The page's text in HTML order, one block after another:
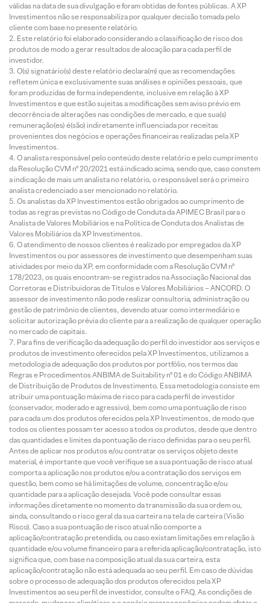
válidas na data de sua divulgação e foram obtidas de fontes públicas. A XP
Investimentos não se responsabiliza por qualquer decisão tomada pelo
cliente com base no presente relatório.
Este relatório foi elaborado considerando a classificação de risco dos
produtos de modo a gerar resultados de alocação para cada perfil de
investidor.
O(s) signatário(s) deste relatório declara(m) que as recomendações
refletem única e exclusivamente suas análises e opiniões pessoais, que
foram produzidas de forma independente, inclusive em relação à XP
Investimentos e que estão sujeitas a modificações sem aviso prévio em
decorrência de alterações nas condições de mercado, e que sua(s)
remuneração(es) é(são) indiretamente influenciada por receitas
provenientes dos negócios e operações financeiras realizadas pela XP
Investimentos.
O analista responsável pelo conteúdo deste relatório e pelo cumprimento
da Resolução CVM nº 20/2021 está indicado acima, sendo que, caso constem
a indicação de mais um analista no relatório, o responsável será o primeiro
analista credenciado a ser mencionado no relatório.
Os analistas da XP Investimentos estão obrigados ao cumprimento de
todas as regras previstas no Código de Conduta da APIMEC Brasil para o
Analista de Valores Mobiliários e na Política de Conduta dos Analistas de
Valores Mobiliários da XP Investimentos.
O atendimento de nossos clientes é realizado por empregados da XP
Investimentos ou por assessores de investimento que desempenham suas
atividades por meio da XP, em conformidade com a Resolução CVM nº
178/2023, os quais encontram-se registrados na Associação Nacional das
Corretoras e Distribuidoras de Títulos e Valores Mobiliários – ANCORD. O
assessor de investimento não pode realizar consultoria, administração ou
gestão de patrimônio de clientes, devendo atuar como intermediário e
solicitar autorização prévia do cliente para a realização de qualquer operação
no mercado de capitais.
Para fins de verificação da adequação do perfil do investidor aos serviços e
produtos de investimento oferecidos pela XP Investimentos, utilizamos a
metodologia de adequação dos produtos por portfólio, nos termos das
Regras e Procedimentos ANBIMA de Suitability nº 01 e do Código ANBIMA
de Distribuição de Produtos de Investimento. Essa metodologia consiste em
atribuir uma pontuação máxima de risco para cada perfil de investidor
(conservador, moderado e agressivo), bem como uma pontuação de risco
para cada um dos produtos oferecidos pela XP Investimentos, de modo que
todos os clientes possam ter acesso a todos os produtos, desde que dentro
das quantidades e limites da pontuação de risco definidas para o seu perfil.
Antes de aplicar nos produtos e/ou contratar os serviços objeto deste
material, é importante que você verifique se a sua pontuação de risco atual
comporta a aplicação nos produtos e/ou a contratação dos serviços em
questão, bem como se há limitações de volume, concentração e/ou
quantidade para a aplicação desejada. Você pode consultar essas
informações diretamente no momento da transmissão da sua ordem ou,
ainda, consultando o risco geral da sua carteira na tela de carteira (Visão
Risco). Caso a sua pontuação de risco atual não comporte a
aplicação/contratação pretendida, ou caso existam limitações em relação à
quantidade e/ou volume financeiro para a referida aplicação/contratação, isto
significa que, com base na composição atual da sua carteira, esta
aplicação/contratação não está adequada ao seu perfil. Em caso de dúvidas
sobre o processo de adequação dos produtos oferecidos pela XP
Investimentos ao seu perfil de investidor, consulte o FAQ. As condições de